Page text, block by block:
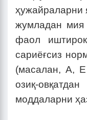
ҳужайраларни
жумладан мия
фаол
сариёғсиз
(масалан, A,
озиқ-
моддаларни